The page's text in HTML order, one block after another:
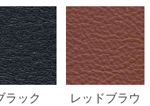
ラック
レッドブラウ